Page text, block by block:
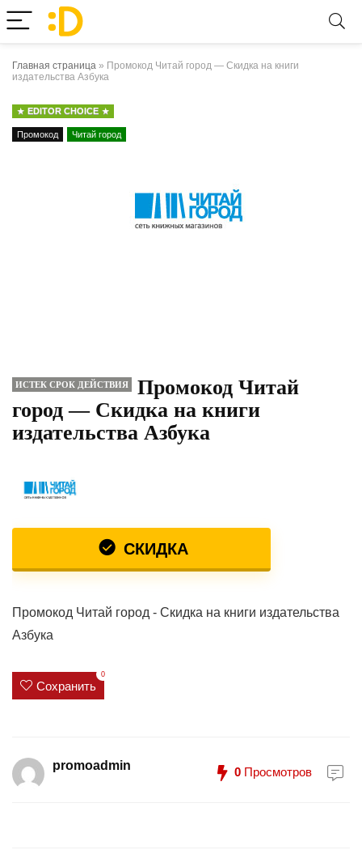
Главная страница » Промокод Читай город — Скидка на книги
издательства Азбука
EDITOR CHOICE
Промокод Читай город
ИСТЕК СРОК ДЕЙСТВИЯ
Промокод Читай
город — Скидка на книги
издательства Азбука
СКИДКА
Промокод Читай город - Скидка на книги издательства
Азбука
Сохранить
0
promoadmin 0 Просмотров